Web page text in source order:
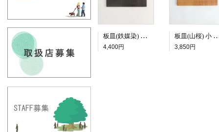
板皿(鉄媒染) 小 二面
4,400円
板皿(山桜)
3,850円